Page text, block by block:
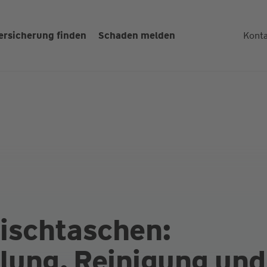
finden Schaden meldenBehandlung von